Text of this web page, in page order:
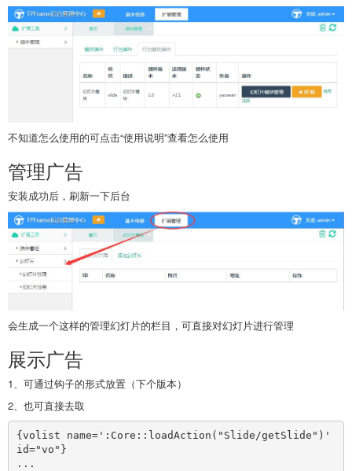
不知道怎么使用的可点击“使用说明”查看怎么使用
管理广告
安装成功后，刷新一下后台
会生成一个这样的管理幻灯片的栏目，可直接对幻灯片进行管理
展示广告
1、可通过钩子的形式放置（下个版本）
2、也可直接去取
{volist name=':Core::loadAction("Slide/getSlide")'
id="vo"}
...